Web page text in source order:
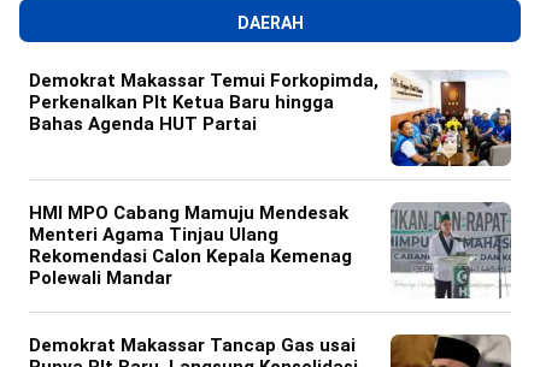
DAERAH
Demokrat Makassar Temui Forkopimda,
Perkenalkan Plt Ketua Baru hingga
Bahas Agenda HUT Partai
HMI MPO Cabang Mamuju Mendesak
Menteri Agama Tinjau Ulang
Rekomendasi Calon Kepala Kemenag
Polewali Mandar
Demokrat Makassar Tancap Gas usai